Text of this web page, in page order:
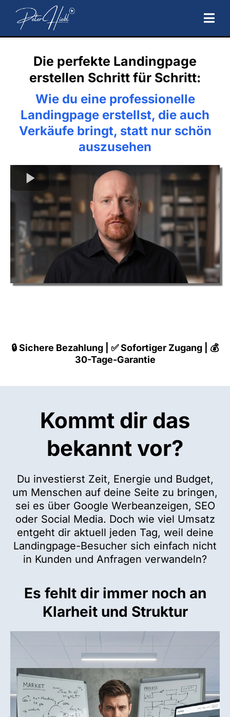
Die perfekte Landingpage
erstellen Schritt für Schritt:
Wie du eine professionelle
Landingpage erstellst, die auch
Verkäufe bringt, statt nur schön
auszusehen
🔒Sichere Bezahlung | ✅Sofortiger Zugang | 💰
30-Tage-Garantie
Kommt dir das
bekannt vor?
Du investierst Zeit, Energie und Budget,
um Menschen auf deine Seite zu bringen,
sei es über Google Werbeanzeigen, SEO
oder Social Media. Doch wie viel Umsatz
entgeht dir aktuell jeden Tag, weil deine
Landingpage-Besucher sich einfach nicht
in Kunden und Anfragen verwandeln?
Es fehlt dir immer noch an
Klarheit und Struktur